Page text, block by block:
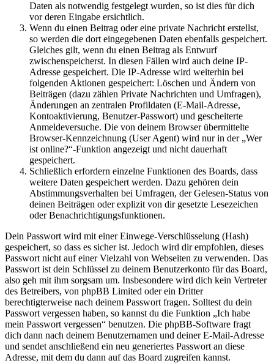
Daten als notwendig festgelegt wurden, so ist dies für dich
vor deren Eingabe ersichtlich.
Wenn du einen Beitrag oder eine private Nachricht erstellst,
so werden die dort eingegebenen Daten ebenfalls gespeichert.
Gleiches gilt, wenn du einen Beitrag als Entwurf
zwischenspeicherst. In diesen Fällen wird auch deine IP-
Adresse gespeichert. Die IP-Adresse wird weiterhin bei
folgenden Aktionen gespeichert: Löschen und Ändern von
Beiträgen (dazu zählen Private Nachrichten und Umfragen),
Änderungen an zentralen Profildaten (E-Mail-Adresse,
Kontoaktivierung, Benutzer-Passwort) und gescheiterte
Anmeldeversuche. Die von deinem Browser übermittelte
Browser-Kennzeichnung (User Agent) wird nur in der „Wer
ist online?“-Funktion angezeigt und nicht dauerhaft
gespeichert.
Schließlich erfordern einzelne Funktionen des Boards, dass
weitere Daten gespeichert werden. Dazu gehören dein
Abstimmungsverhalten bei Umfragen, der Gelesen-Status von
deinen Beiträgen oder explizit von dir gesetzte Lesezeichen
oder Benachrichtigungsfunktionen.
Dein Passwort wird mit einer Einwege-Verschlüsselung (Hash)
gespeichert, so dass es sicher ist. Jedoch wird dir empfohlen, dieses
Passwort nicht auf einer Vielzahl von Webseiten zu verwenden. Das
Passwort ist dein Schlüssel zu deinem Benutzerkonto für das Board,
also geh mit ihm sorgsam um. Insbesondere wird dich kein Vertreter
des Betreibers, von phpBB Limited oder ein Dritter
berechtigterweise nach deinem Passwort fragen. Solltest du dein
Passwort vergessen haben, so kannst du die Funktion „Ich habe
mein Passwort vergessen“ benutzen. Die phpBB-Software fragt
dich dann nach deinem Benutzernamen und deiner E-Mail-Adresse
und sendet anschließend ein neu generiertes Passwort an diese
Adresse, mit dem du dann auf das Board zugreifen kannst.